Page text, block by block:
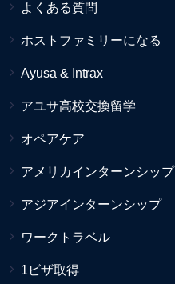
よくある質問
ホストファミリーになる
Ayusa & Intrax
アユサ高校交換留学
オペアケア
アメリカインターンシップ
アジアインターンシップ
ワークトラベル
1ビザ取得